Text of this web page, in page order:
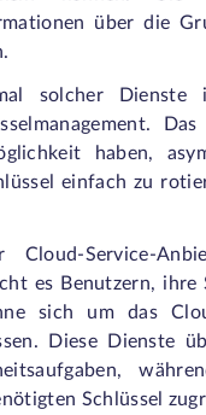
über die
solcher Dienste
haben,
einfach zu
Service-
es Benutzern, ihre
sich um das
Diese Dienste
Schlüssel